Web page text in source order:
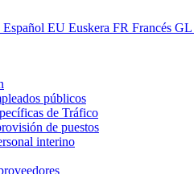
Español EU Euskera FR Francés GL
públicos
de Tráfico
de puestos
interino